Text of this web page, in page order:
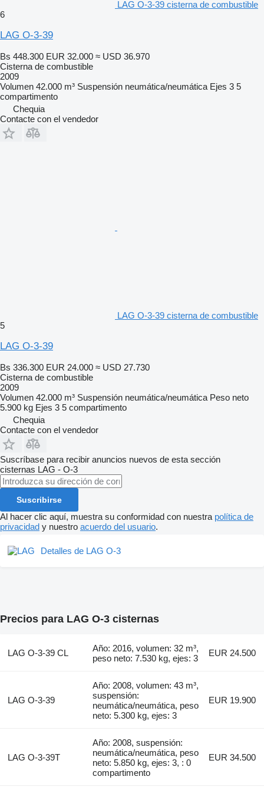
LAG O-3-39 cisterna de combustible
6
LAG O-3-39
Bs 448.300 EUR 32.000 ≈ USD 36.970
Cisterna de combustible
2009
Volumen 42.000 m³ Suspensión neumática/neumática Ejes 3 5
compartimento
Chequia
Contacte con el vendedor
LAG O-3-39 cisterna de combustible
5
LAG O-3-39
Bs 336.300 EUR 24.000 ≈ USD 27.730
Cisterna de combustible
2009
Volumen 42.000 m³ Suspensión neumática/neumática Peso neto
5.900 kg Ejes 3 5 compartimento
Chequia
Contacte con el vendedor
Suscríbase para recibir anuncios nuevos de esta sección
cisternas LAG - O-3
Suscribirse
Al hacer clic aquí, muestra su conformidad con nuestra política de
privacidad y nuestro acuerdo del usuario.
Detalles de LAG O-3
Precios para LAG O-3 cisternas
LAG O-3-39 CL
Año: 2016, volumen: 32 m³,
peso neto: 7.530 kg, ejes: 3
EUR 24.500
LAG O-3-39
Año: 2008, volumen: 43 m³,
suspensión:
neumática/neumática, peso
neto: 5.300 kg, ejes: 3
EUR 19.900
LAG O-3-39T
Año: 2008, suspensión:
neumática/neumática, peso
neto: 5.850 kg, ejes: 3, : 0
compartimento
EUR 34.500